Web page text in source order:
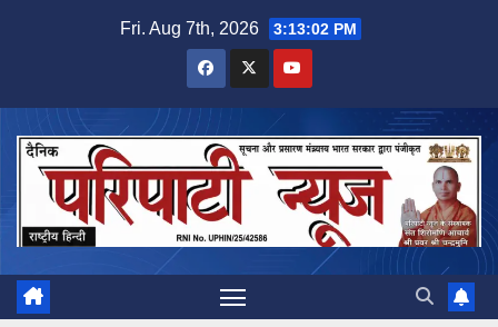
Fri. Aug 7th, 2026 3:13:02 PM